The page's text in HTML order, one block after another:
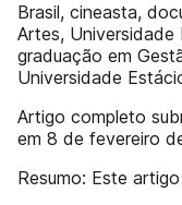
Brasil, cineasta,
Artes, Universidade
graduação em
Universidade
Artigo completo
em 8 de fevereiro
Resumo: Este